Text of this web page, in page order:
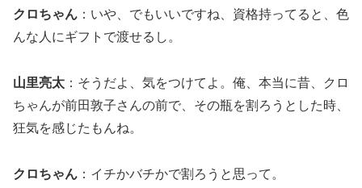
クロちゃん ：いや、でもいいですね、資格持ってると、色
んな人にギフトで渡せるし。
山里亮太 ：そうだよ、気をつけてよ。俺、本当に昔、クロ
ちゃんが前田敦子さんの前で、その瓶を割ろうとした時、
狂気を感じたもんね。
クロちゃん ：イチかバチかで割ろうと思って。